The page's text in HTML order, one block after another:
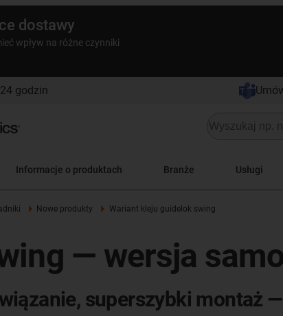
dostawy
wpływ na różne czynniki
godzin
Informacje o produktach Branże Usługi
Nowe produkty Wariant kleju guidelok swing
— wersja
superszybki montaż